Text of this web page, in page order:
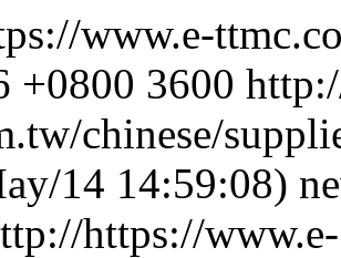
www.e-
+0800 3600
chinese/
14 14:59:08)
https://www.e-